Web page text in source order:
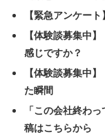
不調でダウンして
のようなスタン
自責思考と
持つ
【緊急アンケー
【体験談募集中
感じですか？
【体験談募集中
た瞬間
「この会社終わ
稿はこちらから